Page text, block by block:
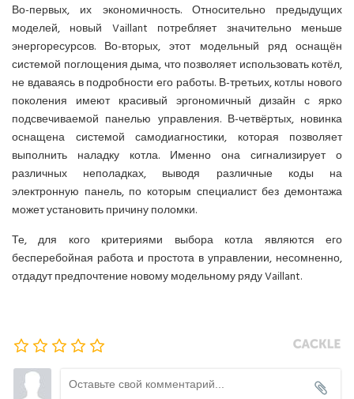
Во-первых, их экономичность. Относительно предыдущих
моделей, новый Vaillant потребляет значительно меньше
энергоресурсов. Во-вторых, этот модельный ряд оснащён
системой поглощения дыма, что позволяет использовать котёл,
не вдаваясь в подробности его работы. В-третьих, котлы нового
поколения имеют красивый эргономичный дизайн с ярко
подсвечиваемой панелью управления. В-четвёртых, новинка
оснащена системой самодиагностики, которая позволяет
выполнить наладку котла. Именно она сигнализирует о
различных неполадках, выводя различные коды на
электронную панель, по которым специалист без демонтажа
может установить причину поломки.
Те, для кого критериями выбора котла являются его
бесперебойная работа и простота в управлении, несомненно,
отдадут предпочтение новому модельному ряду Vaillant.